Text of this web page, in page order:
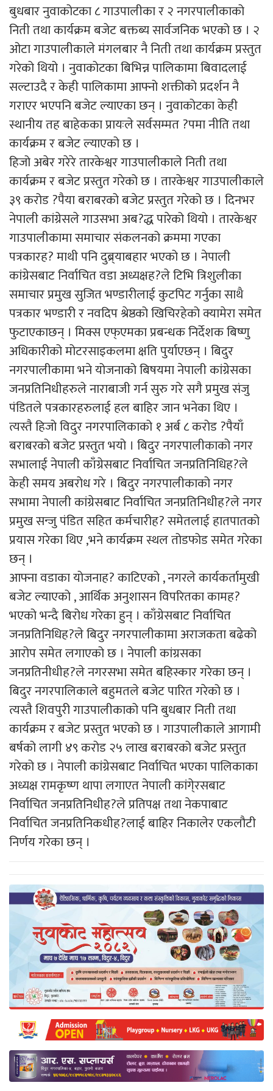
बुधबार नुवाकोटका ८ गाउपालीका र २ नगरपालीकाको
निती तथा कार्यक्रम बजेट बक्तब्य सार्वजनिक भएको छ । २
ओटा गाउपालीकाले मंगलबार नै निती तथा कार्यक्रम प्रस्तुत
गरेको थियो । नुवाकोटका बिभिन्न पालिकामा बिवादलाई
सल्टाउदै र केही पालिकामा आफ्नो शक्तीको प्रदर्शन नै
गराएर भएपनि बजेट ल्याएका छन् । नुवाकोटका केही
स्थानीय तह बाहेकका प्रायःले सर्वसम्मत ?पमा नीति तथा
कार्यक्रम र बजेट ल्याएको छ ।
हिजो अबेर गरेरे तारकेश्वर गाउपालीकाले निती तथा
कार्यक्रम र बजेट प्रस्तुत गरेको छ । तारकेश्वर गाउपालीकाले
३९ करोड ?पैया बराबरको बजेट प्रस्तुत गरेको छ । दिनभर
नेपाली कांग्रेसले गाउसभा अब?द्ध पारेको थियो । तारकेश्वर
गाउपालीकामा समाचार संकलनको क्रममा गएका
पत्रकारह? माथी पनि दुब्र्याबहार भएको छ । नेपाली
कांग्रेसबाट निर्वाचित वडा अध्यक्षह?ले टिभि त्रिशुलीका
समाचार प्रमुख सुजित भण्डारीलाई कुटपिट गर्नुका साथै
पत्रकार भण्डारी र नवदिप श्रेष्ठको खिचिरहेको क्यामेरा समेत
फुटाएकाछन् । मिक्स एफ्एमका प्रबन्धक निर्देशक बिष्णु
अधिकारीको मोटरसाइकलमा क्षति पुर्याएछन् । बिदुर
नगरपालीकामा भने योजनाको बिषयमा नेपाली कांग्रेसका
जनप्रतिनिधीहरुले नाराबाजी गर्न सुरु गरे सगै प्रमुख संजु
पंडितले पत्रकारहरुलाई हल बाहिर जान भनेका थिए ।
त्यस्तै हिजो विदुर नगरपालिकाको १ अर्ब ८ करोड ?पैयाँ
बराबरको बजेट प्रस्तुत भयो । बिदुर नगरपालीकाको नगर
सभालाई नेपाली काँग्रेसबाट निर्वाचित जनप्रतिनिधिह?ले
केही समय अबरोध गरे । बिदुर नगरपालीकाको नगर
सभामा नेपाली कांग्रेसबाट निर्वाचित जनप्रतिनिधीह?ले नगर
प्रमुख सन्जु पंडित सहित कर्मचारीह? समेतलाई हातपातको
प्रयास गरेका थिए ,भने कार्यक्रम स्थल तोडफोड समेत गरेका
छन् ।
आफ्ना वडाका योजनाह? काटिएको , नगरले कार्यकर्तामुखी
बजेट ल्याएको , आर्थिक अनुशासन विपरितका कामह?
भएको भन्दै बिरोध गरेका हुन् । काँग्रेसबाट निर्वाचित
जनप्रतिनिधिह?ले बिदुर नगरपालीकामा अराजकता बढेको
आरोप समेत लगाएको छ । नेपाली कांग्रसका
जनप्रतिनीधीह?ले नगरसभा समेत बहिस्कार गरेका छन् ।
बिदुर नगरपालिकाले बहुमतले बजेट पारित गरेको छ ।
त्यस्तै शिवपुरी गाउपालीकाको पनि बुधबार निती तथा
कार्यक्रम र बजेट प्रस्तुत भएको छ । गाउपालीकाले आगामी
बर्षको लागी ४९ करोड २५ लाख बराबरको बजेट प्रस्तुत
गरेको छ । नेपाली कांग्रेसबाट निर्वाचित भएका पालिकाका
अध्यक्ष रामकृष्ण थापा लगाएत नेपाली कांगे्रसबाट
निर्वाचित जनप्रतिनिधीह?ले प्रतिपक्ष तथा नेकपाबाट
निर्वाचित जनप्रतिनिकधीह?लाई बाहिर निकालेर एकलौटी
निर्णय गरेका छन् ।